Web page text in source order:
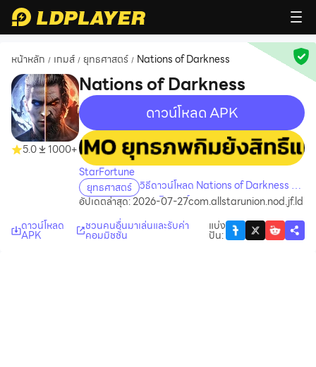
หน้าหลัก / เกมส์ / ยุทธศาสตร์ / Nations of Darkness
5.0 1000+
Nations of Darkness
recommend
ดาวน์โหลด APK
recommend
StarFortune
ยุทธศาสตร์ วิธีดาวน์โหลด Nations of Darkness บน
คอมพิวเตอร์
อัปเดตล่าสุด: 2026-07-27com.allstarunion.nod.jf.ld
ดาวน์โหลด
APK
ชวนคนอื่นมาเล่นและรับค่า
คอมมิชชั่น
แบ่ง
ปัน: